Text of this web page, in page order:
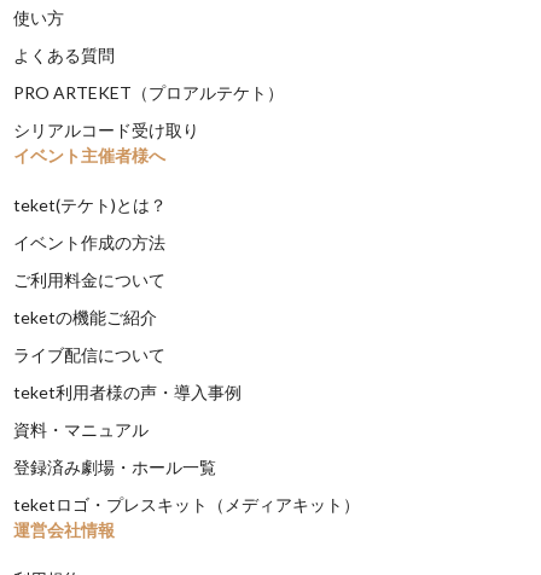
使い方
よくある質問
PRO ARTEKET（プロアルテケト）
シリアルコード受け取り
イベント主催者様へ
teket(テケト)とは？
イベント作成の方法
ご利用料金について
teketの機能ご紹介
ライブ配信について
teket利用者様の声・導入事例
資料・マニュアル
登録済み劇場・ホール一覧
teketロゴ・プレスキット（メディアキット）
運営会社情報